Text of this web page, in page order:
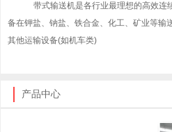
带式输送机是各行业最理想的高效连
备在钾盐、钠盐、铁合金、化工、矿业等输
其他运输设备(如机车类)
产品中心